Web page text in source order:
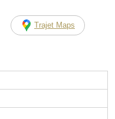
Trajet Maps